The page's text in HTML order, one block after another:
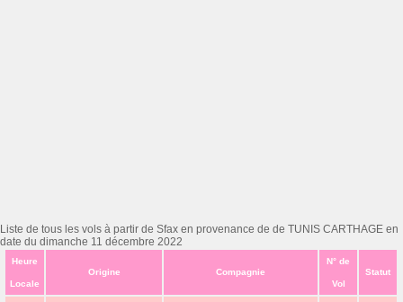
Liste de tous les vols à partir de Sfax en provenance de de TUNIS CARTHAGE en
date du dimanche 11 décembre 2022
Heure
Locale
Origine Compagnie
N° de
Vol
Statut